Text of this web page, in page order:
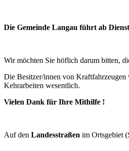
Die Gemeinde Langau führt ab
Wir möchten Sie höflich darum bitten,
Die Besitzer/innen von Kraftfahrzeugen
Kehrarbeiten wesentlich.
Vielen Dank für Ihre Mithilfe !
Auf den Landesstraßen im Ortsgebiet